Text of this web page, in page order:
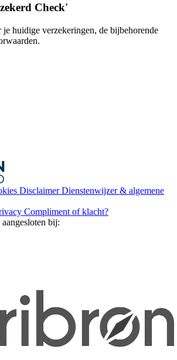
Check'
je huidige verzekeringen, de bijbehorende
DisclaimerDienstenwijzer & algemene
Compliment of klacht?
bij: